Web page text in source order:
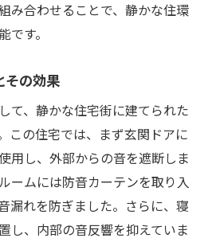
み合わせることで、静かな住環
す。
その効果
て、静かな住宅街に建てられた
この住宅では、まず玄関ドアに
用し、外部からの音を遮断しま
ームには防音カーテンを取り入
漏れを防ぎました。さらに、寝
し、内部の音反響を抑えていま